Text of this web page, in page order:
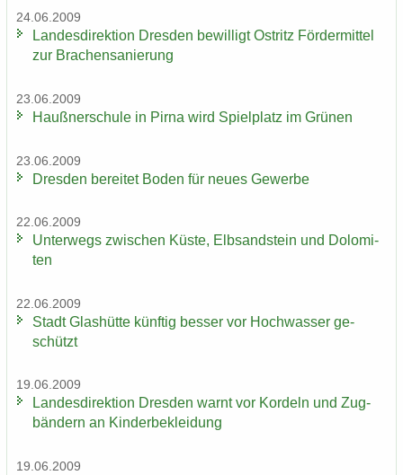
24.06.2009
Lan­des­di­rek­ti­on Dres­den be­wil­ligt Ost­ritz För­der­mit­tel
zur Bra­chen­sa­nie­rung
23.06.2009
Hauß­ner­schu­le in Pirna wird Spiel­platz im Grü­nen
23.06.2009
Dres­den be­rei­tet Boden für neues Ge­wer­be
22.06.2009
Un­ter­wegs zwi­schen Küste, Elb­sand­stein und Do­lo­mi­
ten
22.06.2009
Stadt Glas­hüt­te künf­tig bes­ser vor Hoch­was­ser ge­
schützt
19.06.2009
Lan­des­di­rek­ti­on Dres­den warnt vor Kor­deln und Zug­
bän­dern an Kin­der­be­klei­dung
19.06.2009